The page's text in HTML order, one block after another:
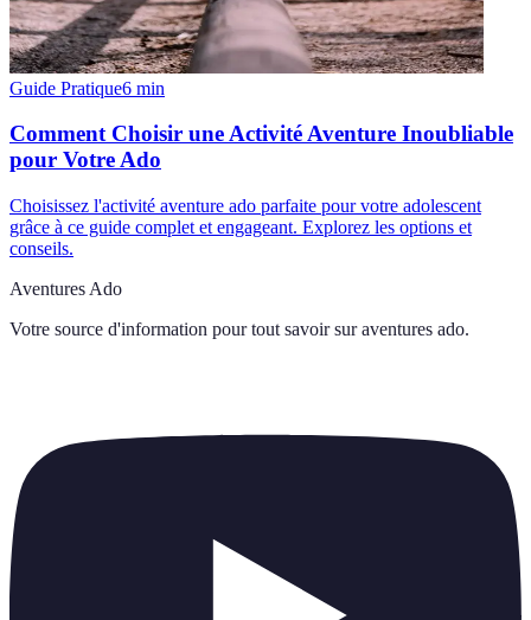
Guide Pratique6 min
Comment Choisir une Activité Aventure Inoubliable
pour Votre Ado
Choisissez l'activité aventure ado parfaite pour votre adolescent
grâce à ce guide complet et engageant. Explorez les options et
conseils.
Aventures Ado
Votre source d'information pour tout savoir sur aventures ado.